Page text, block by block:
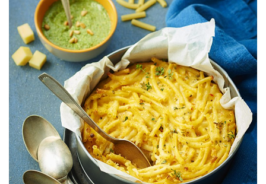
DIFFICULTÉ
PRÉPARATION
15 Min